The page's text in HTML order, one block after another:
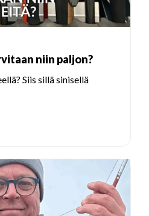
niin paljon?
Siis sillä sinisellä